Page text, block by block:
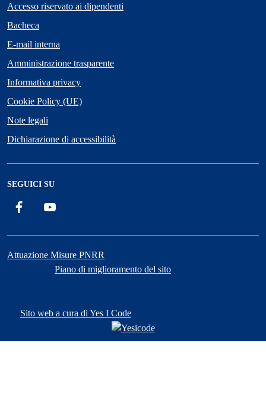
Accesso riservato ai dipendenti
Bacheca
E-mail interna
Amministrazione trasparente
Informativa privacy
Cookie Policy (UE)
Note legali
Dichiarazione di accessibilità
SEGUICI SU
Facebook
Attuazione Misure PNRR
Piano di miglioramento del sito
Sito web a cura di Yes I Code